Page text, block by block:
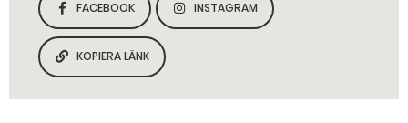
DELA SIDAN PÅ
FACEBOOK
DELA SIDAN PÅ
INSTAGRAM
KOPIERA SIDANS LÄNK
KOPIERA LÄNK